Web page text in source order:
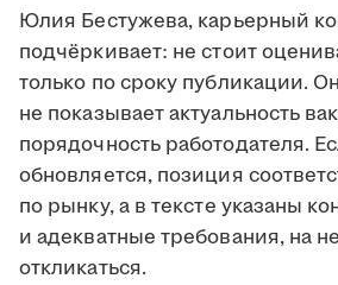
Юлия Бестужева, карьерный
подчёркивает: не стоит
только по сроку публикации.
не показывает актуальность
порядочность работодателя.
обновляется, позиция
по рынку, а в тексте указаны
и адекватные требования, на
откликаться.